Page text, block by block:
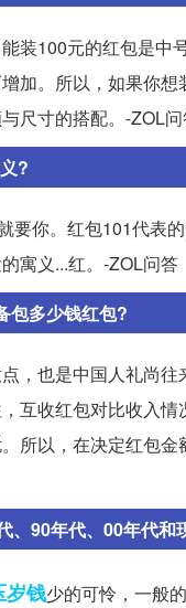
装100元的红包是中
加。所以，如果你
尺寸的搭配。-ZOL
?
要你。红包101代表
寓义...红。-ZOL问答
包多少钱红包?
，也是中国人礼尚
互收红包对比收入
所以，在决定红包
、90年代、00年代和
岁钱少的可怜，一般